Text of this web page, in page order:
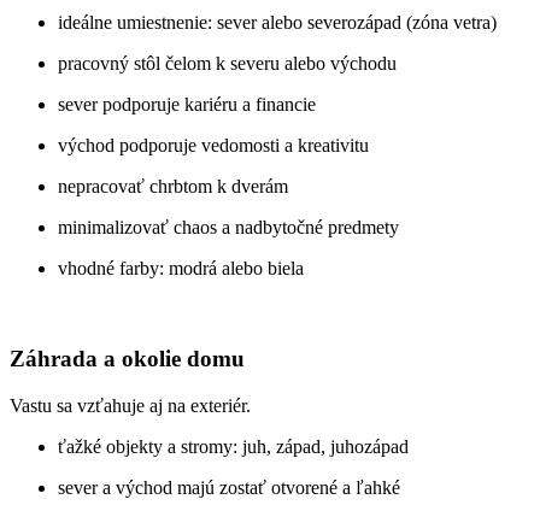
ideálne umiestnenie: sever alebo severozápad (zóna vetra)
pracovný stôl čelom k severu alebo východu
sever podporuje kariéru a financie
východ podporuje vedomosti a kreativitu
nepracovať chrbtom k dverám
minimalizovať chaos a nadbytočné predmety
vhodné farby: modrá alebo biela
Záhrada a okolie domu
Vastu sa vzťahuje aj na exteriér.
ťažké objekty a stromy: juh, západ, juhozápad
sever a východ majú zostať otvorené a ľahké